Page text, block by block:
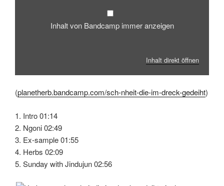
Inhalt von Bandcamp immer anzeigen
Inhalt direkt öffnen
(planetherb.bandcamp.com/sch-nheit-die-im-dreck-gedeiht)
1. Intro 01:14
2. Ngoni 02:49
3. Ex-sample 01:55
4. Herbs 02:09
5. Sunday with Jindujun 02:56